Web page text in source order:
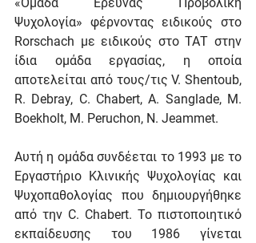
«Ομάδα Έρευνας Προβολική
Ψυχολογία» φέρνοντας ειδικούς στο
Rorschach με ειδικούς στο ΤΑΤ στην
ίδια ομάδα εργασίας, η οποία
αποτελείται από τους/τις V. Shentoub,
R. Debray, C. Chabert, Α. Sanglade, Μ.
Boekholt, Μ. Peruchon, Ν. Jeammet.
Αυτή η ομάδα συνδέεται το 1993 με το
Εργαστήριο Κλινικής Ψυχολογίας και
Ψυχοπαθολογίας που δημιουργήθηκε
από την C. Chabert. Το πιστοποιητικό
εκπαίδευσης του 1986 γίνεται